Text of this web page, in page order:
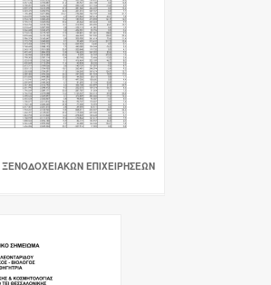
ΕΠΙΧΕΙΡΗΣΕΩΝ